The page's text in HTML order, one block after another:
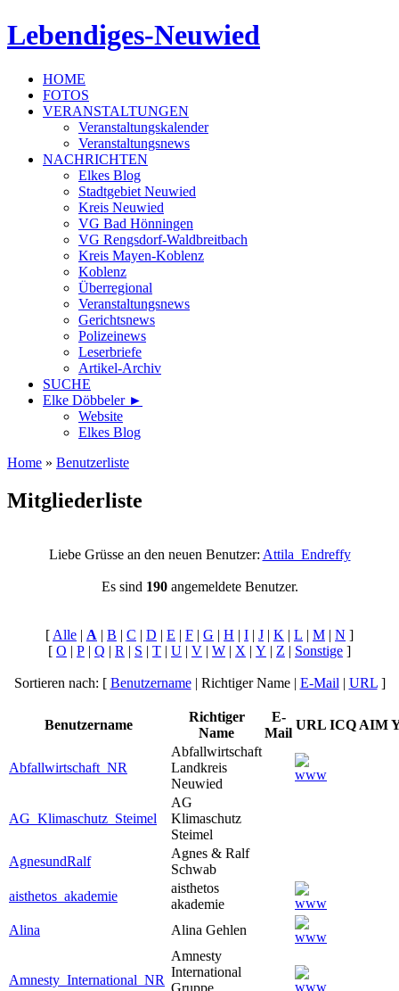
Lebendiges-Neuwied
HOME
FOTOS
VERANSTALTUNGEN
Veranstaltungskalender
Veranstaltungsnews
NACHRICHTEN
Elkes Blog
Stadtgebiet Neuwied
Kreis Neuwied
VG Bad Hönningen
VG Rengsdorf-Waldbreitbach
Kreis Mayen-Koblenz
Koblenz
Überregional
Veranstaltungsnews
Gerichtsnews
Polizeinews
Leserbriefe
Artikel-Archiv
SUCHE
Elke Döbbeler ►
Website
Elkes Blog
Home » Benutzerliste
Mitgliederliste
Liebe Grüsse an den neuen Benutzer: Attila_Endreffy
Es sind 190angemeldete Benutzer.
[ Alle | A | B | C | D | E | F | G | H | I | J | K | L | M | N ]
[ O | P | Q | R | S | T | U | V | W | X | Y | Z | Sonstige ]
Sortieren nach: [ Benutzername| Richtiger Name | E-Mail | URL]
Benutzername
Richtiger
Name
E-
Mail
URL ICQ AIM
Abfallwirtschaft_NR
Abfallwirtschaft
Landkreis
Neuwied
AG_Klimaschutz_Steimel
AG
Klimaschutz
Steimel
AgnesundRalf
Agnes & Ralf
Schwab
aisthetos_akademie
aisthetos
akademie
Alina
Alina Gehlen
Amnesty_International_NR
Amnesty
International
Gruppe